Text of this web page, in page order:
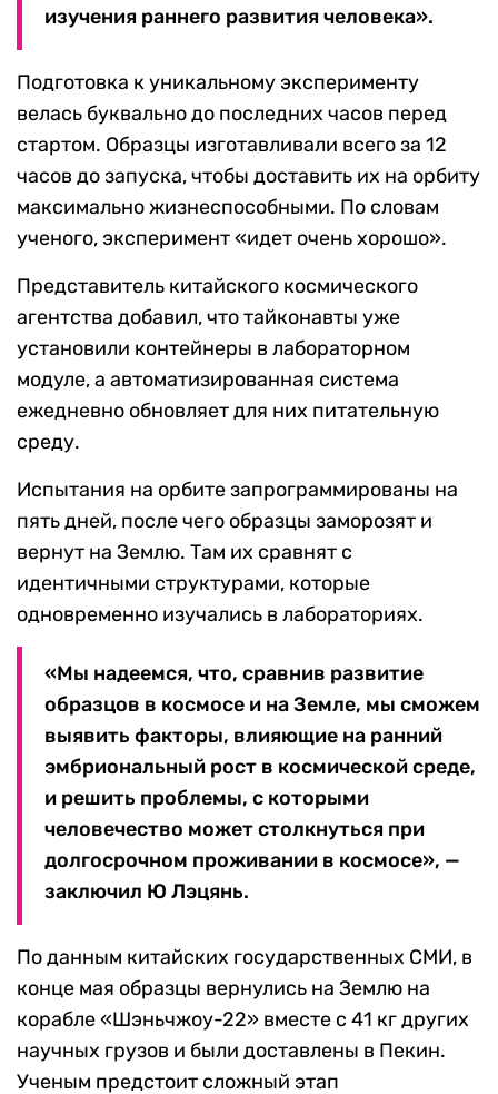
изучения раннего развития человека».
Подготовка к уникальному эксперименту
велась буквально до последних часов перед
стартом. Образцы изготавливали всего за 12
часов до запуска, чтобы доставить их на орбиту
максимально жизнеспособными. По словам
ученого, эксперимент «идет очень хорошо».
Представитель китайского космического
агентства добавил, что тайконавты уже
установили контейнеры в лабораторном
модуле, а автоматизированная система
ежедневно обновляет для них питательную
среду.
Испытания на орбите запрограммированы на
пять дней, после чего образцы заморозят и
вернут на Землю. Там их сравнят с
идентичными структурами, которые
одновременно изучались в лабораториях.
«Мы надеемся, что, сравнив развитие
образцов в космосе и на Земле, мы сможем
выявить факторы, влияющие на ранний
эмбриональный рост в космической среде,
и решить проблемы, с которыми
человечество может столкнуться при
долгосрочном проживании в космосе», —
заключил Ю Лэцянь.
По данным китайских государственных СМИ, в
конце мая образцы вернулись на Землю на
корабле «Шэньчжоу-22» вместе с 41 кг других
научных грузов и были доставлены в Пекин.
Ученым предстоит сложный этап